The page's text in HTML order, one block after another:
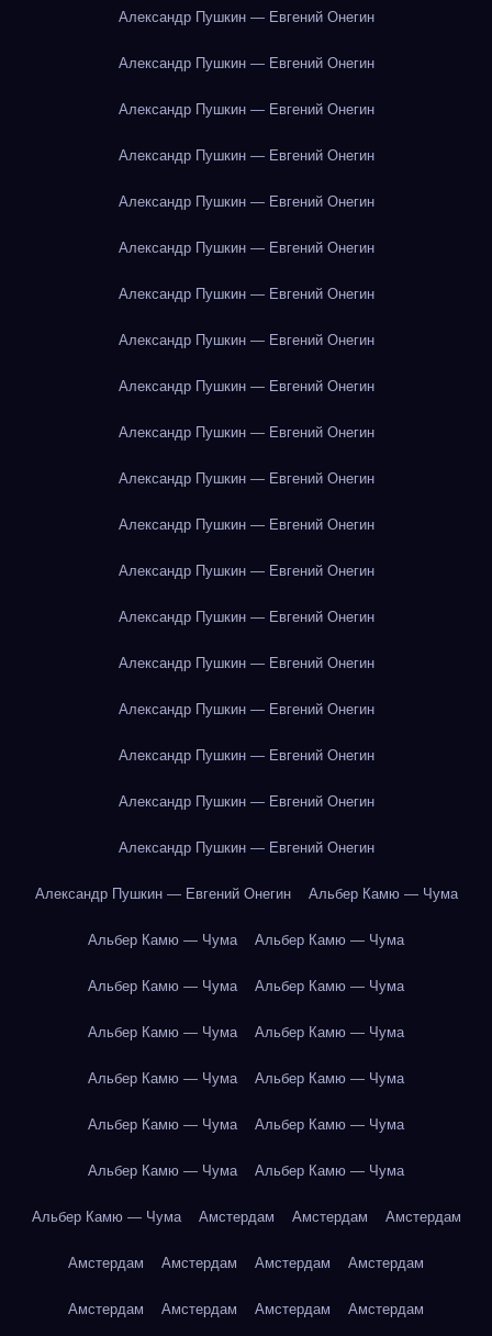
Александр Пушкин — Евгений Онегин
Александр Пушкин — Евгений Онегин
Александр Пушкин — Евгений Онегин
Александр Пушкин — Евгений Онегин
Александр Пушкин — Евгений Онегин
Александр Пушкин — Евгений Онегин
Александр Пушкин — Евгений Онегин
Александр Пушкин — Евгений Онегин
Александр Пушкин — Евгений Онегин
Александр Пушкин — Евгений Онегин
Александр Пушкин — Евгений Онегин
Александр Пушкин — Евгений Онегин
Александр Пушкин — Евгений Онегин
Александр Пушкин — Евгений Онегин
Александр Пушкин — Евгений Онегин
Александр Пушкин — Евгений Онегин
Александр Пушкин — Евгений Онегин
Александр Пушкин — Евгений Онегин
Александр Пушкин — Евгений Онегин
Александр Пушкин — Евгений Онегин Альбер Камю — Чума
Альбер Камю — Чума Альбер Камю — Чума
Альбер Камю — Чума Альбер Камю — Чума
Альбер Камю — Чума Альбер Камю — Чума
Альбер Камю — Чума Альбер Камю — Чума
Альбер Камю — Чума Альбер Камю — Чума
Альбер Камю — Чума Альбер Камю — Чума
Альбер Камю — Чума Амстердам Амстердам Амстердам
Амстердам Амстердам Амстердам Амстердам
Амстердам Амстердам Амстердам Амстердам